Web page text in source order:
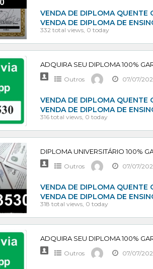
VENDA DE DIPLOMA QUENTE
VENDA DE DIPLOMA DE
332 total views, 0 today
Outros 07/07/
VENDA DE DIPLOMA QUENTE
VENDA DE DIPLOMA DE
316 total views, 0 today
Outros 07/07/
VENDA DE DIPLOMA QUENTE
VENDA DE DIPLOMA DE
318 total views, 0 today
Outros 07/07/